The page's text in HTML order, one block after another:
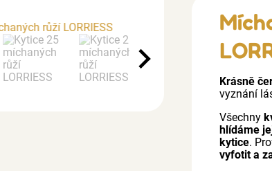
Krásně
vyznání
Všechny
hlídáme
kytice.
vyfotit a